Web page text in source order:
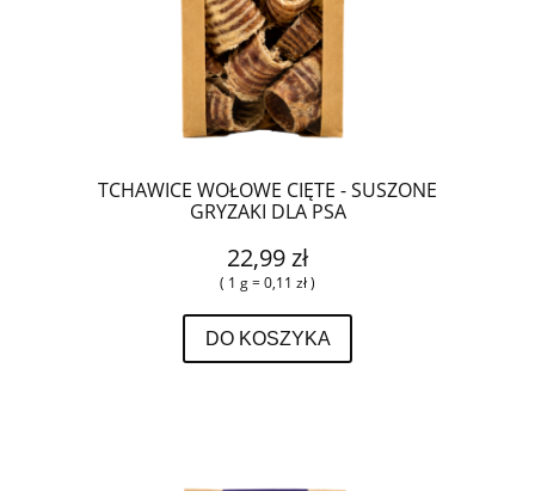
TCHAWICE WOŁOWE CIĘTE - SUSZONE
GRYZAKI DLA PSA
22,99 zł
( 1 g = 0,11 zł )
DO KOSZYKA